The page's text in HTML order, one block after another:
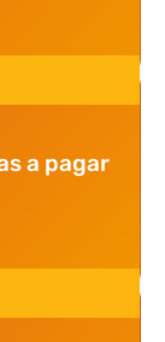
a pagar